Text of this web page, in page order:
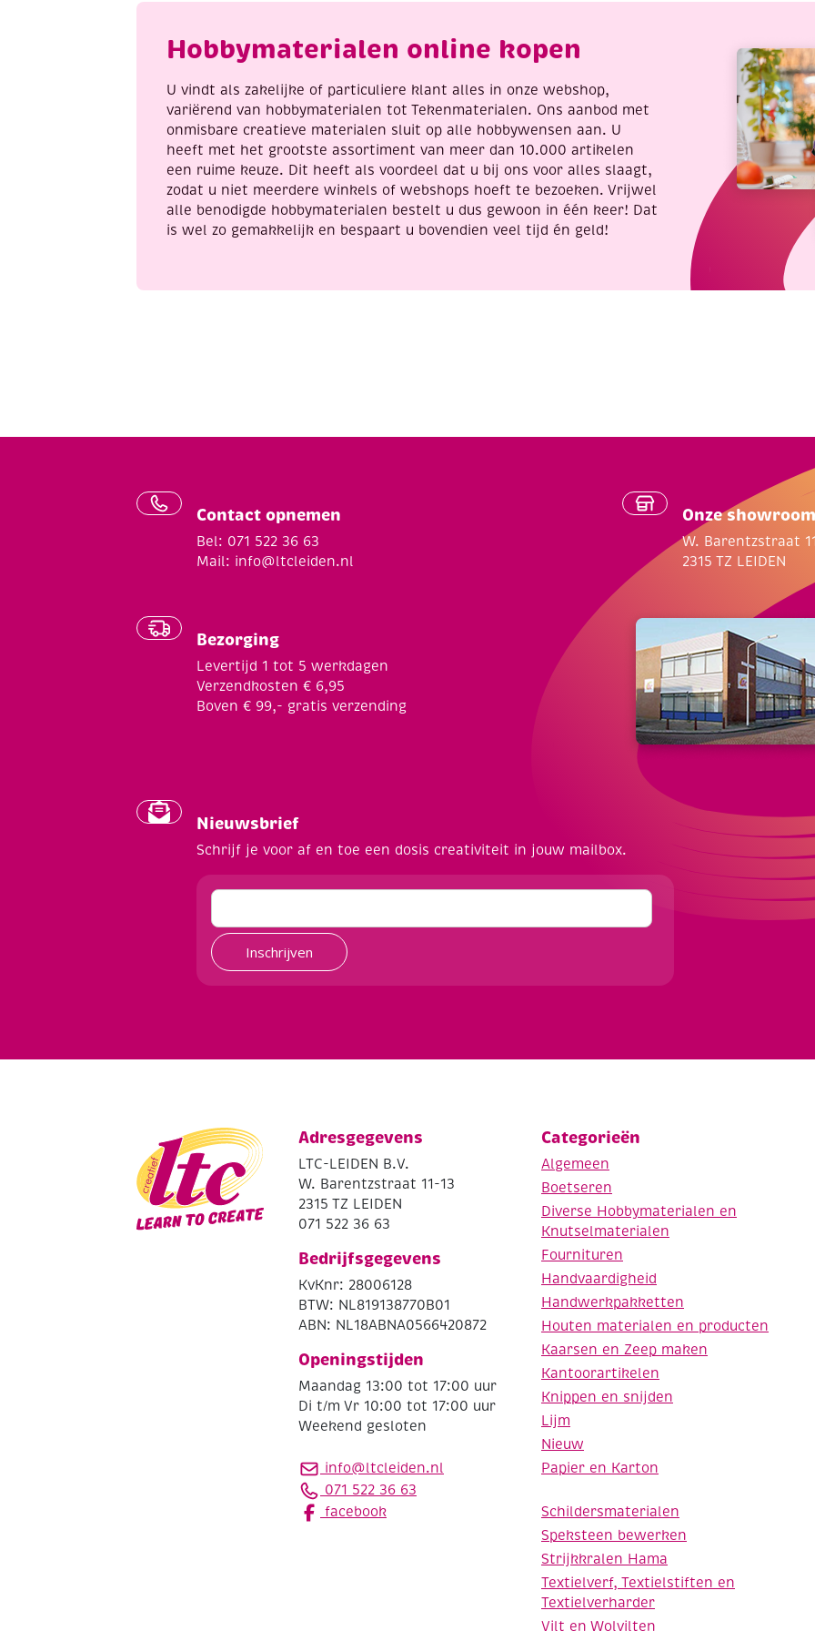
aantal
aantal
Hobbymaterialen online kopen
U vindt als zakelijke of particuliere klant alles in onze webshop,
variërend van hobbymaterialen tot Tekenmaterialen. Ons aanbod met
onmisbare creatieve materialen sluit op alle hobbywensen aan. U
heeft met het grootste assortiment van meer dan 10.000 artikelen
een ruime keuze. Dit heeft als voordeel dat u bij ons voor alles slaagt,
zodat u niet meerdere winkels of webshops hoeft te bezoeken. Vrijwel
alle benodigde hobbymaterialen bestelt u dus gewoon in één keer! Dat
is wel zo gemakkelijk en bespaart u bovendien veel tijd én geld!
Contact opnemen
Bel: 071 522 36 63
Mail: info@ltcleiden.nl
Bezorging
Levertijd 1 tot 5 werkdagen
Verzendkosten € 6,95
Boven € 99,- gratis verzending
Onze showroom
W. Barentzstraat
2315 TZ LEIDEN
Nieuwsbrief
Schrijf je voor af en toe een dosis creativiteit in jouw mailbox.
Inschrijven
Adresgegevens
LTC-LEIDEN B.V.
W. Barentzstraat 11-13
2315 TZ LEIDEN
071 522 36 63
Bedrijfsgegevens
KvKnr: 28006128
BTW: NL819138770B01
ABN: NL18ABNA0566420872
Openingstijden
Maandag 13:00 tot 17:00 uur
Di t/m Vr 10:00 tot 17:00 uur
Weekend gesloten
info@ltcleiden.nl
071 522 36 63
facebook
Categorieën
Algemeen
Boetseren
Diverse Hobbymaterialen en
Knutselmaterialen
Fournituren
Handvaardigheid
Handwerkpakketten
Houten materialen en producten
Kaarsen en Zeep maken
Kantoorartikelen
Knippen en snijden
Lijm
Nieuw
Papier en Karton
Schildersmaterialen
Speksteen bewerken
Strijkkralen Hama
Textielverf, Textielstiften en
Textielverharder
Vilt en Wolvilten